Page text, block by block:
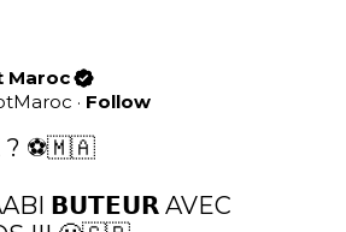
Maroc
· Follow
? ⚽🇲🇦
𝗕𝗨𝗧𝗘𝗨𝗥 AVEC